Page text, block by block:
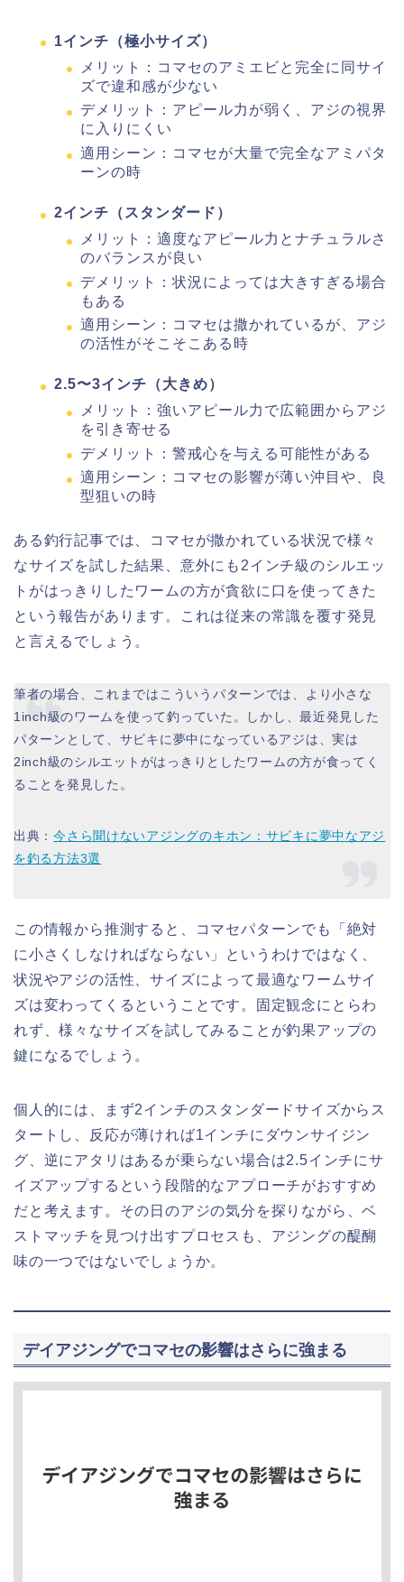
1インチ（極小サイズ）
メリット：コマセのアミエビと完全に同サイ
ズで違和感が少ない
デメリット：アピール力が弱く、アジの視界
に入りにくい
適用シーン：コマセが大量で完全なアミパタ
ーンの時
2インチ（スタンダード）
メリット：適度なアピール力とナチュラルさ
のバランスが良い
デメリット：状況によっては大きすぎる場合
もある
適用シーン：コマセは撒かれているが、アジ
の活性がそこそこある時
2.5〜3インチ（大きめ）
メリット：強いアピール力で広範囲からアジ
を引き寄せる
デメリット：警戒心を与える可能性がある
適用シーン：コマセの影響が薄い沖目や、良
型狙いの時
ある釣行記事では、コマセが撒かれている状況で様々
なサイズを試した結果、意外にも2インチ級のシルエッ
トがはっきりしたワームの方が貪欲に口を使ってきた
という報告があります。これは従来の常識を覆す発見
と言えるでしょう。
筆者の場合、これまではこういうパターンでは、より小さな
1inch級のワームを使って釣っていた。しかし、最近発見した
パターンとして、サビキに夢中になっているアジは、実は
2inch級のシルエットがはっきりとしたワームの方が食ってく
ることを発見した。
出典：今さら聞けないアジングのキホン：サビキに夢中なアジ
を釣る方法3選
この情報から推測すると、コマセパターンでも「絶対
に小さくしなければならない」というわけではなく、
状況やアジの活性、サイズによって最適なワームサイ
ズは変わってくるということです。固定観念にとらわ
れず、様々なサイズを試してみることが釣果アップの
鍵になるでしょう。
個人的には、まず2インチのスタンダードサイズからス
タートし、反応が薄ければ1インチにダウンサイジン
グ、逆にアタリはあるが乗らない場合は2.5インチにサ
イズアップするという段階的なアプローチがおすすめ
だと考えます。その日のアジの気分を探りながら、ベ
ストマッチを見つけ出すプロセスも、アジングの醍醐
味の一つではないでしょうか。
デイアジングでコマセの影響はさらに強まる